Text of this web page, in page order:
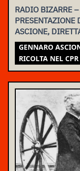
RADIO BIZARRE
PRESENTAZIONE
ASCIONE,
CPR DI TORINO
GENNARO
RICOLTA NEL CPR